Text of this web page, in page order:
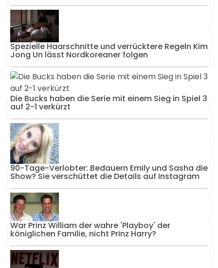
Spezielle Haarschnitte und verrücktere Regeln Kim
Jong Un lässt Nordkoreaner folgen
Die Bucks haben die Serie mit einem Sieg in Spiel 3
auf 2-1 verkürzt
90-Tage-Verlobter: Bedauern Emily und Sasha die
Show? Sie verschüttet die Details auf Instagram
War Prinz William der wahre 'Playboy' der
königlichen Familie, nicht Prinz Harry?